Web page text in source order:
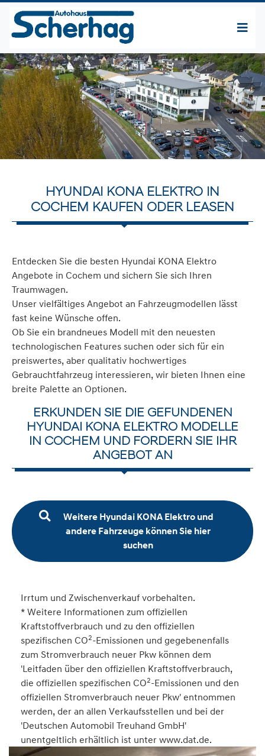
HYUNDAI KONA ELEKTRO IN
COCHEM KAUFEN ODER LEASEN
Entdecken Sie die besten Hyundai KONA Elektro
Angebote in Cochem und sichern Sie sich Ihren
Traumwagen.
Unser vielfältiges Angebot an Fahrzeugmodellen lässt
fast keine Wünsche offen.
Ob Sie ein brandneues Modell mit den neuesten
technologischen Features suchen oder sich für ein
preiswertes, aber qualitativ hochwertiges
Gebrauchtfahrzeug interessieren, wir bieten Ihnen eine
breite Palette an Optionen.
ERKUNDEN SIE DIE GEFUNDENEN
HYUNDAI KONA ELEKTRO MODELLE
IN COCHEM UND FORDERN SIE IHR
ANGEBOT AN
Weitere Hyundai KONA Elektro und
andere Fahrzeuge können Sie hier
suchen
Irrtum und Zwischenverkauf vorbehalten.
* Weitere Informationen zum offiziellen
Kraftstoffverbrauch und zu den offiziellen
spezifischen CO2-Emissionen und gegebenenfalls
zum Stromverbrauch neuer Pkw können dem
'Leitfaden über den offiziellen Kraftstoffverbrauch,
die offiziellen spezifischen CO2-Emissionen und den
offiziellen Stromverbrauch neuer Pkw' entnommen
werden, der an allen Verkaufsstellen und bei der
'Deutschen Automobil Treuhand GmbH'
unentgeltlich erhältlich ist unter www.dat.de.